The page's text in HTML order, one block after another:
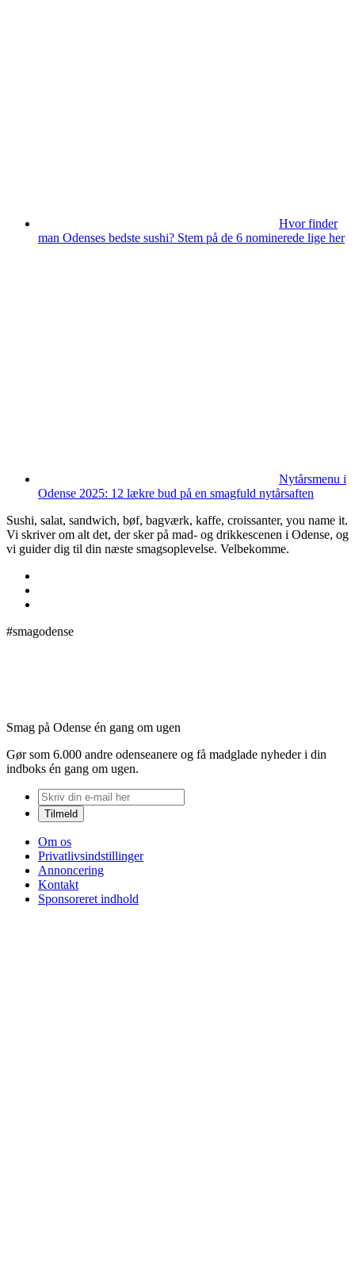
Hvor finder
man Odenses bedste sushi? Stem på de 6 nominerede lige her
Nytårsmenu i
Odense 2025: 12 lækre bud på en smagfuld nytårsaften
Sushi, salat, sandwich, bøf, bagværk, kaffe, croissanter, you name it.
Vi skriver om alt det, der sker på mad- og drikkescenen i Odense, og
vi guider dig til din næste smagsoplevelse. Velbekomme.
#smagodense
Smag på Odense én gang om ugen
Gør som 6.000 andre odenseanere og få madglade nyheder i din
indboks én gang om ugen.
Om os
Privatlivsindstillinger
Annoncering
Kontakt
Sponsoreret indhold